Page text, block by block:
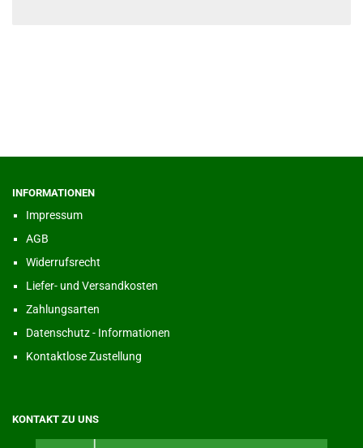
INFORMATIONEN
Impressum
AGB
Widerrufsrecht
Liefer- und Versandkosten
Zahlungsarten
Datenschutz - Informationen
Kontaktlose Zustellung
KONTAKT ZU UNS